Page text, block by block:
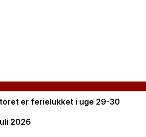
er ferielukket i uge 29-30
2026